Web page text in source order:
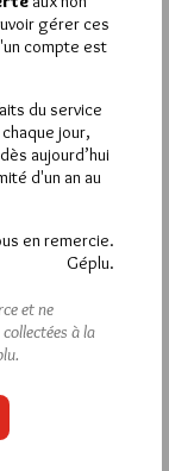
: « regardez il
scoop ! Merci
amis bas du
vienne, que
ou de
bien que
gérer ces
compte est
du service
jour,
aujourd’hui
d'un an au
en remercie.
Géplu.
et ne
à la